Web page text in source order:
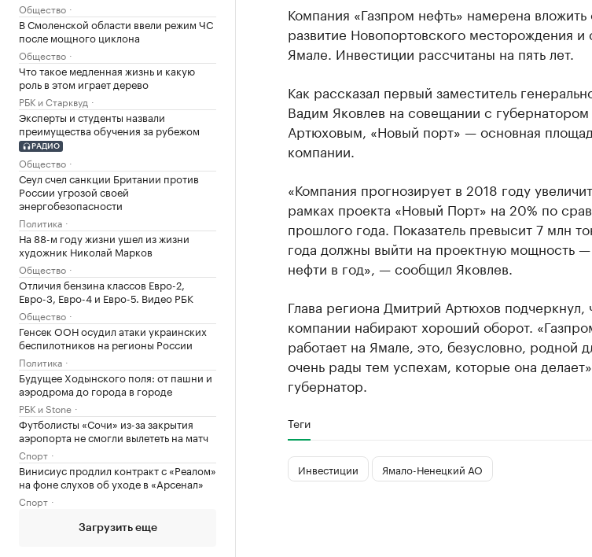
Общество
В Смоленской области ввели режим ЧС
после мощного циклона
Общество
Что такое медленная жизнь и какую
роль в этом играет дерево
РБК и Старквуд
Эксперты и студенты назвали
преимущества обучения за рубежом
РАДИО
Общество
Сеул счел санкции Британии против
России угрозой своей
энергобезопасности
Политика
На 88-м году жизни ушел из жизни
художник Николай Марков
Общество
Отличия бензина классов Евро-2,
Евро-3, Евро-4 и Евро-5. Видео РБК
Общество
Генсек ООН осудил атаки украинских
беспилотников на регионы России
Политика
Будущее Ходынского поля: от пашни и
аэродрома до города в городе
РБК и Stone
Футболисты «Сочи» из-за закрытия
аэропорта не смогли вылететь на матч
Спорт
Винисиус продлил контракт с «Реалом»
на фоне слухов об уходе в «Арсенал»
Спорт
Загрузить еще
Компания «Газпром нефть» намерена
развитие Новопортовского месторождения
Ямале. Инвестиции рассчитаны на пять лет.
Как рассказал первый заместитель
Вадим Яковлев на совещании с
Артюховым, «Новый порт» — основная
компании.
«Компания прогнозирует в 2018 году
рамках проекта «Новый Порт» на 20% по
прошлого года. Показатель превысит 7 млн
года должны выйти на проектную мощность
нефти в год», — сообщил Яковлев.
Глава региона Дмитрий Артюхов подчеркнул,
компании набирают хороший оборот.
работает на Ямале, это, безусловно, родной
очень рады тем успехам, которые она
губернатор.
Теги
Инвестиции Ямало-Ненецкий АО